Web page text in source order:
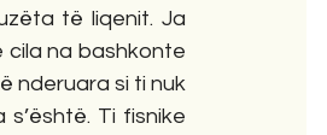
të liqenit. Ja
cila na bashkonte
nderuara si ti nuk
Ti fisnike